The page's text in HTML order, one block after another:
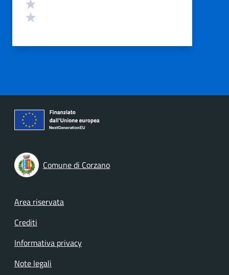
Comune di Corzano
Footer menu
Area riservata
Crediti
Informativa privacy
Note legali